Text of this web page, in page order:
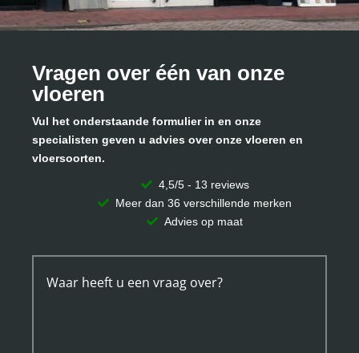
Vragen over één van onze
vloeren
Vul het onderstaande formulier in en onze
specialisten geven u advies over onze vloeren en
vloersoorten.
4,5/5 - 13 reviews
Meer dan 36 verschillende merken
Advies op maat